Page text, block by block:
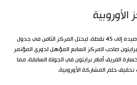
الأوروبية
بفضل هذا الفوز، رفع فولهام رصيده إلى 45 نقطة، ليحتل المركز الثامن في جدول
صاحب المركز السابع المؤهل لدوري المؤتمر
الفريق أمام برايتون في الجولة السابقة، مما
حلم المشاركة الأوروبية.